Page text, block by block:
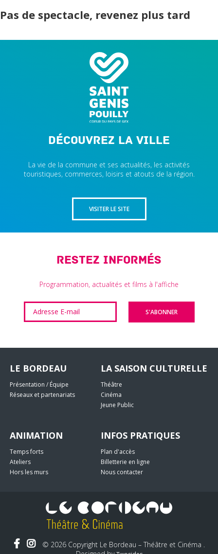
Pas de spectacle, revenez plus tard
Découvrez la ville
La vie de la commune et ses actualités, les activités
touristiques, commerces, loisirs et atouts de la région.
VISITER LE SITE
Restez informés
Programmation, actualités et films à l'affiche
LE BORDEAU
Présentation / Équipe
Réseaux et partenariats
LA SAISON CULTURELLE
Théâtre
Cinéma
Jeune Public
ANIMATION
Temps forts
Ateliers
Hors les murs
INFOS PRATIQUES
Plan d'accès
Billetterie en ligne
Nous contacter
© 2026 Copyright Le Bordeau – Théâtre et Cinéma .